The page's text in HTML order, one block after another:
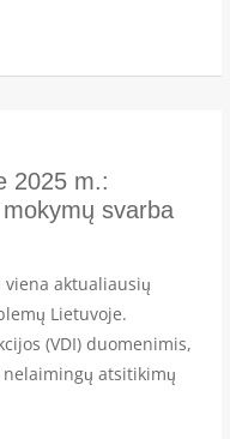
2025 m.:
svarba
aktualiausių
Lietuvoje.
(VDI) duomenimis,
atsitikimų